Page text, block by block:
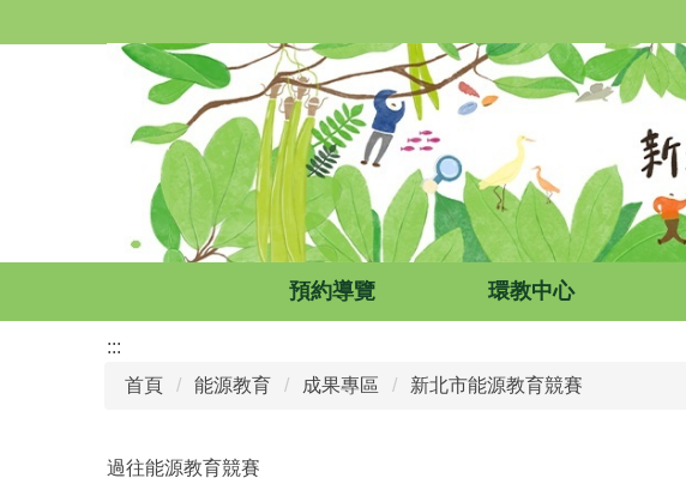
到
預約導覽 環教中心
:::
首頁
能源教育 成果專區 新北市能源教育競賽
過往能源教育競賽